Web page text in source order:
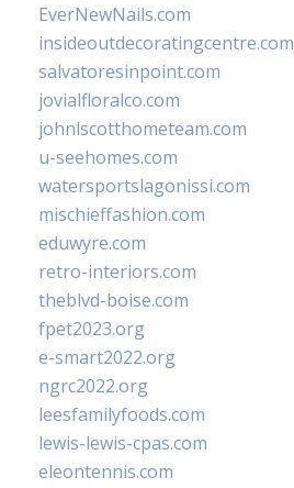
EverNewNails.com
insideoutdecoratingcentre.com
salvatoresinpoint.com
jovialfloralco.com
johnlscotthometeam.com
u-seehomes.com
watersportslagonissi.com
mischieffashion.com
eduwyre.com
retro-interiors.com
theblvd-boise.com
fpet2023.org
e-smart2022.org
ngrc2022.org
leesfamilyfoods.com
lewis-lewis-cpas.com
eleontennis.com